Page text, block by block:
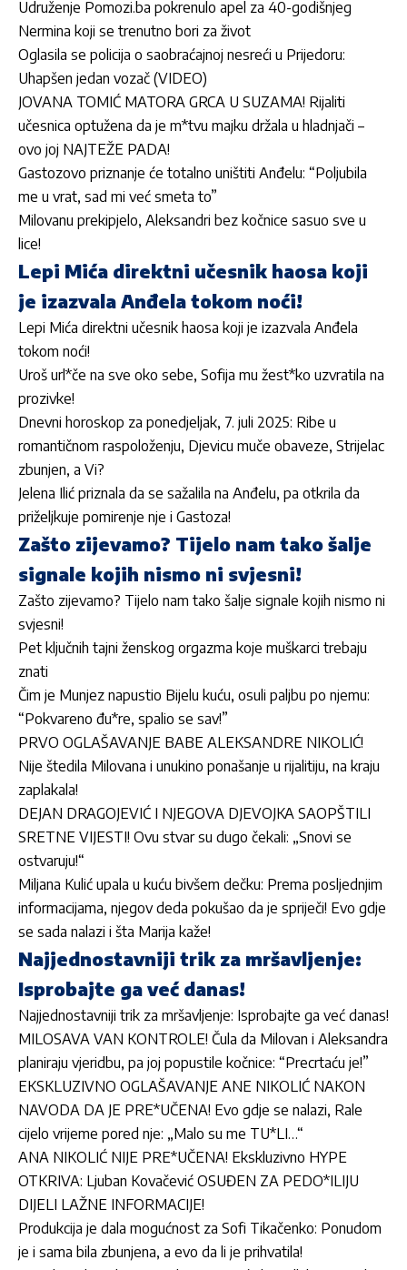
Udruženje Pomozi.ba pokrenulo apel za 40-godišnjeg
Nermina koji se trenutno bori za život
Oglasila se policija o saobraćajnoj nesreći u Prijedoru:
Uhapšen jedan vozač (VIDEO)
JOVANA TOMIĆ MATORA GRCA U SUZAMA! Rijaliti
učesnica optužena da je m*tvu majku držala u hladnjači –
ovo joj NAJTEŽE PADA!
Gastozovo priznanje će totalno uništiti Anđelu: “Poljubila
me u vrat, sad mi već smeta to”
Milovanu prekipjelo, Aleksandri bez kočnice sasuo sve u
lice!
Lepi Mića direktni učesnik haosa koji
je izazvala Anđela tokom noći!
Lepi Mića direktni učesnik haosa koji je izazvala Anđela
tokom noći!
Uroš url*če na sve oko sebe, Sofija mu žest*ko uzvratila na
prozivke!
Dnevni horoskop za ponedjeljak, 7. juli 2025: Ribe u
romantičnom raspoloženju, Djevicu muče obaveze, Strijelac
zbunjen, a Vi?
Jelena Ilić priznala da se sažalila na Anđelu, pa otkrila da
priželjkuje pomirenje nje i Gastoza!
Zašto zijevamo? Tijelo nam tako šalje
signale kojih nismo ni svjesni!
Zašto zijevamo? Tijelo nam tako šalje signale kojih nismo ni
svjesni!
Pet ključnih tajni ženskog orgazma koje muškarci trebaju
znati
Čim je Munjez napustio Bijelu kuću, osuli paljbu po njemu:
“Pokvareno đu*re, spalio se sav!”
PRVO OGLAŠAVANJE BABE ALEKSANDRE NIKOLIĆ!
Nije štedila Milovana i unukino ponašanje u rijalitiju, na kraju
zaplakala!
DEJAN DRAGOJEVIĆ I NJEGOVA DJEVOJKA SAOPŠTILI
SRETNE VIJESTI! Ovu stvar su dugo čekali: „Snovi se
ostvaruju!“
Miljana Kulić upala u kuću bivšem dečku: Prema posljednjim
informacijama, njegov deda pokušao da je spriječi! Evo gdje
se sada nalazi i šta Marija kaže!
Najjednostavniji trik za mršavljenje:
Isprobajte ga već danas!
Najjednostavniji trik za mršavljenje: Isprobajte ga već danas!
MILOSAVA VAN KONTROLE! Čula da Milovan i Aleksandra
planiraju vjeridbu, pa joj popustile kočnice: “Precrtaću je!”
EKSKLUZIVNO OGLAŠAVANJE ANE NIKOLIĆ NAKON
NAVODA DA JE PRE*UČENA! Evo gdje se nalazi, Rale
cijelo vrijeme pored nje: „Malo su me TU*LI…“
ANA NIKOLIĆ NIJE PRE*UČENA! Ekskluzivno HYPE
OTKRIVA: Ljuban Kovačević OSUĐEN ZA PEDO*ILIJU
DIJELI LAŽNE INFORMACIJE!
Produkcija je dala mogućnost za Sofi Tikačenko: Ponudom
je i sama bila zbunjena, a evo da li je prihvatila!